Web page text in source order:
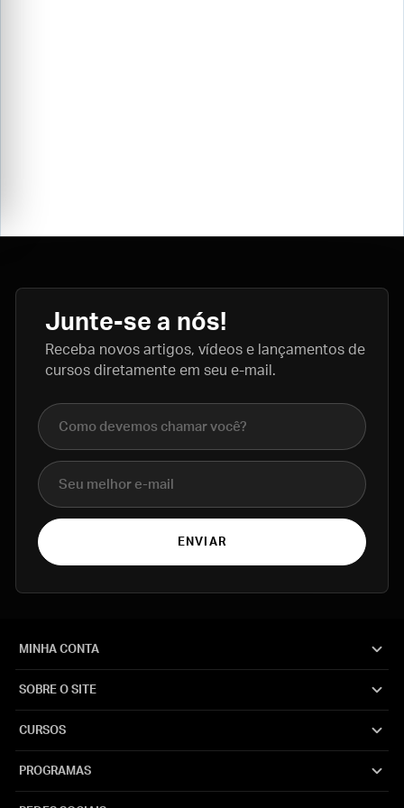
Junte-se a nós!
Receba novos artigos, vídeos e lançamentos de
cursos diretamente em seu e-mail.
Nome completo
E-mail
ENVIAR
MINHA CONTA
SOBRE O SITE
CURSOS
PROGRAMAS